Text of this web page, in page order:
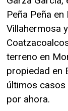
Peña Peña
Villahermosa
terreno en
propiedad en
últimos
por ahora.